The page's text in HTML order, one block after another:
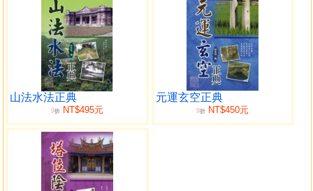
山法水法正典
9折NT$495元
元運玄空正典
9折 NT$450元